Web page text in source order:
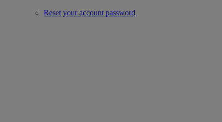
Reset your account password